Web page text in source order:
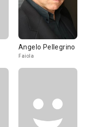
Angelo Pellegrino
Faiola